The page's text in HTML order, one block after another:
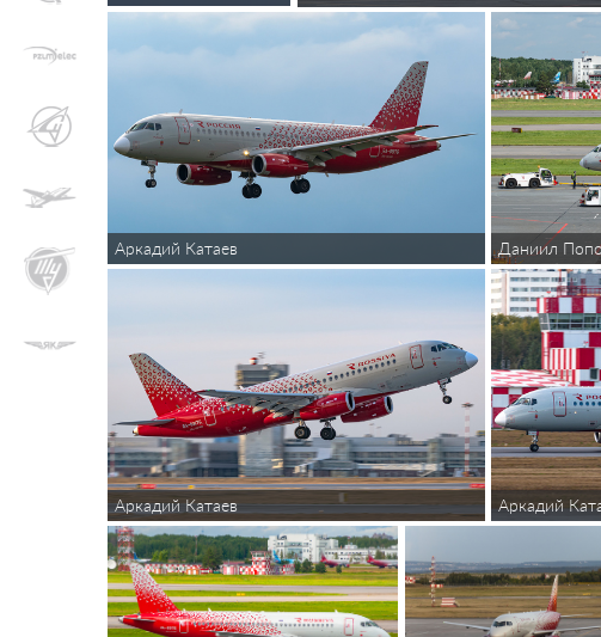
Аркадий Катаев Даниил
Аркадий Катаев Аркадий